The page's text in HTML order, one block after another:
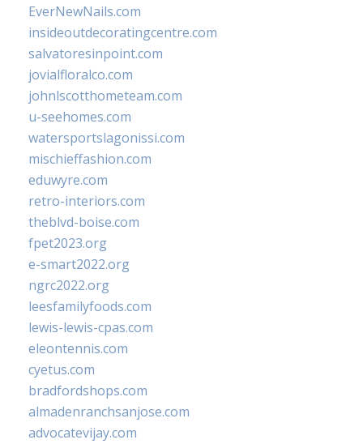
EverNewNails.com
insideoutdecoratingcentre.com
salvatoresinpoint.com
jovialfloralco.com
johnlscotthometeam.com
u-seehomes.com
watersportslagonissi.com
mischieffashion.com
eduwyre.com
retro-interiors.com
theblvd-boise.com
fpet2023.org
e-smart2022.org
ngrc2022.org
leesfamilyfoods.com
lewis-lewis-cpas.com
eleontennis.com
cyetus.com
bradfordshops.com
almadenranchsanjose.com
advocatevijay.com